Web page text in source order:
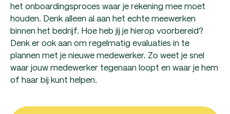
het onboardingsproces waar je rekening mee moet
houden. Denk alleen al aan het echte meewerken
binnen het bedrijf. Hoe heb jij je hierop voorbereid?
Denk er ook aan om regelmatig evaluaties in te
plannen met je nieuwe medewerker. Zo weet je snel
waar jouw medewerker tegenaan loopt en waar je hem
of haar bij kunt helpen.